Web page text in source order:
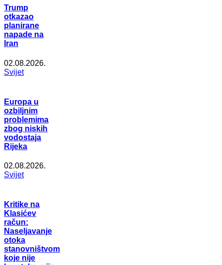
Trump
otkazao
planirane
napade na
Iran
02.08.2026.
Svijet
Europa u
ozbiljnim
problemima
zbog niskih
vodostaja
Rijeka
02.08.2026.
Svijet
Kritike na
Klasićev
račun:
Naseljavanje
otoka
stanovništvom
koje nije